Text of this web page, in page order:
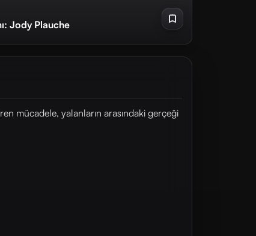
Jody Plauche
mücadele, yalanların arasındaki gerçeği